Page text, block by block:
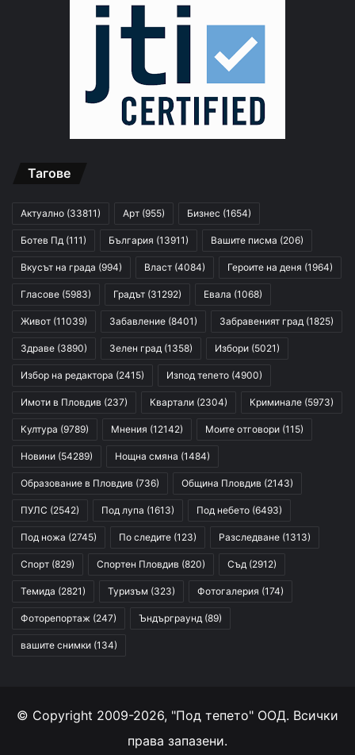
Тагове
Актуално (33811) Арт (955) Бизнес (1654)
Ботев Пд (111) България (13911) Вашите писма (206)
Вкусът на града (994) Власт (4084) Героите на деня (1964)
Гласове (5983) Градът (31292) Евала (1068)
Живот (11039) Забавление (8401) Забравеният град (1825)
Здраве (3890) Зелен град (1358) Избори (5021)
Избор на редактора (2415) Изпод тепето (4900)
Имоти в Пловдив (237) Квартали (2304) Криминале (5973)
Култура (9789) Мнения (12142) Моите отговори (115)
Новини (54289) Нощна смяна (1484)
Образование в Пловдив (736) Община Пловдив (2143)
ПУЛС (2542) Под лупа (1613) Под небето (6493)
Под ножа (2745) По следите (123) Разследване (1313)
Спорт (829) Спортен Пловдив (820) Съд (2912)
Темида (2821) Туризъм (323) Фотогалерия (174)
Фоторепортаж (247) Ъндърграунд (89)
вашите снимки (134)
© Copyright 2009-2026, "Под тепето" ООД. Всички
права запазени.